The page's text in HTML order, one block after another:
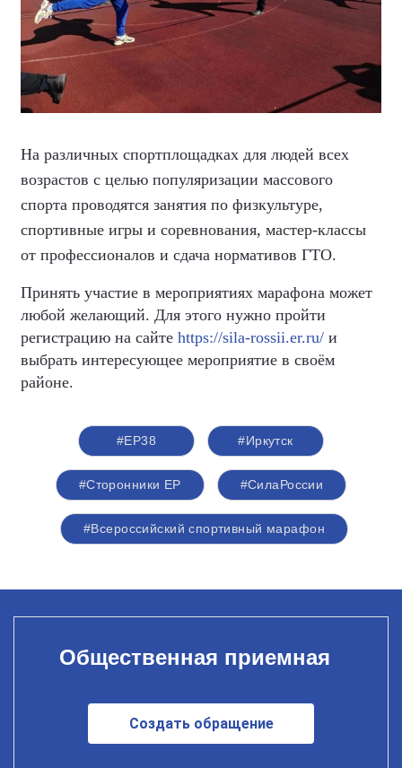
На различных спортплощадках для людей всех
возрастов с целью популяризации массового
спорта проводятся занятия по физкультуре,
спортивные игры и соревнования, мастер-классы
от профессионалов и сдача нормативов ГТО.
Принять участие в мероприятиях марафона может
любой желающий. Для этого нужно пройти
регистрацию на сайте https://sila-rossii.er.ru/ и
выбрать интересующее мероприятие в своём
районе.
#ЕР38 #Иркутск
#Сторонники ЕР #СилаРоссии
#Всероссийский спортивный марафон
Общественная приемная
Создать обращение